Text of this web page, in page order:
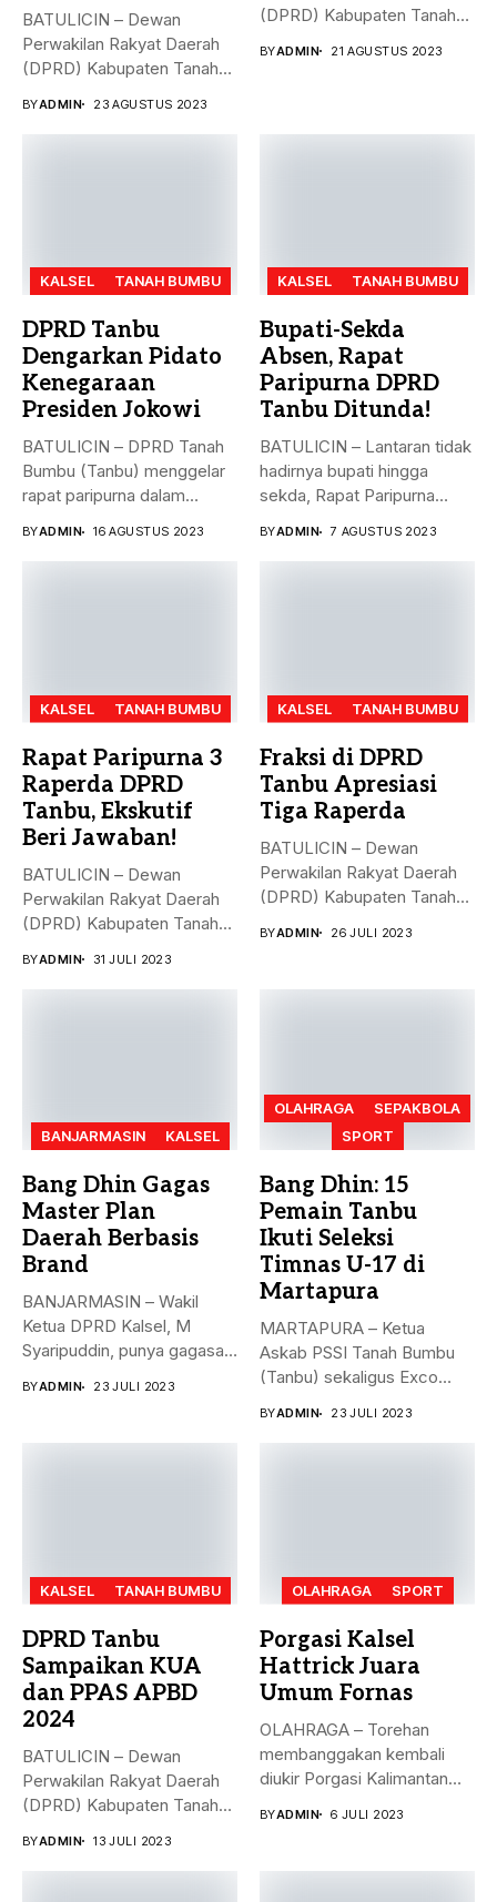
BATULICIN – Dewan
Perwakilan Rakyat Daerah
(DPRD) Kabupaten Tanah
BYADMIN 23 AGUSTUS 2023
(DPRD) Kabupaten Tanah
BYADMIN 21 AGUSTUS 2023
KALSEL TANAH BUMBU
DPRD Tanbu
Dengarkan Pidato
Kenegaraan
Presiden Jokowi
BATULICIN – DPRD Tanah
Bumbu (Tanbu) menggelar
rapat paripurna dalam
BYADMIN 16 AGUSTUS 2023
KALSEL TANAH BUMBU
Bupati-Sekda
Absen, Rapat
Paripurna DPRD
Tanbu Ditunda!
BATULICIN – Lantaran tidak
hadirnya bupati hingga
sekda, Rapat Paripurna
BYADMIN 7 AGUSTUS 2023
KALSEL TANAH BUMBU
Rapat Paripurna 3
Raperda DPRD
Tanbu, Ekskutif
Beri Jawaban!
BATULICIN – Dewan
Perwakilan Rakyat Daerah
(DPRD) Kabupaten Tanah
BYADMIN 31 JULI 2023
KALSEL TANAH BUMBU
Fraksi di DPRD
Tanbu Apresiasi
Tiga Raperda
BATULICIN – Dewan
Perwakilan Rakyat Daerah
(DPRD) Kabupaten Tanah
BYADMIN 26 JULI 2023
BANJARMASIN KALSEL
Bang Dhin Gagas
Master Plan
Daerah Berbasis
Brand
BANJARMASIN – Wakil
Ketua DPRD Kalsel, M
Syaripuddin, punya gagasan
BYADMIN 23 JULI 2023
OLAHRAGA
SEPAKBOLA
SPORT
Bang Dhin: 15
Pemain Tanbu
Ikuti Seleksi
Timnas U-17 di
Martapura
MARTAPURA – Ketua
Askab PSSI Tanah Bumbu
(Tanbu) sekaligus Exco
BYADMIN 23 JULI 2023
KALSEL TANAH BUMBU
DPRD Tanbu
Sampaikan KUA
dan PPAS APBD
2024
BATULICIN – Dewan
Perwakilan Rakyat Daerah
(DPRD) Kabupaten Tanah
BYADMIN 13 JULI 2023
OLAHRAGA SPORT
Porgasi Kalsel
Hattrick Juara
Umum Fornas
OLAHRAGA – Torehan
membanggakan kembali
diukir Porgasi Kalimantan
BYADMIN 6 JULI 2023